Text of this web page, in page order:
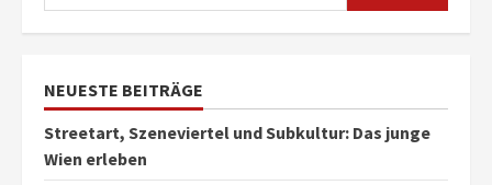
NEUESTE BEITRÄGE
Streetart, Szeneviertel und Subkultur: Das junge
Wien erleben